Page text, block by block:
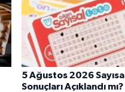
5 Ağustos 2026
Sonuçları Açıklandı mı?